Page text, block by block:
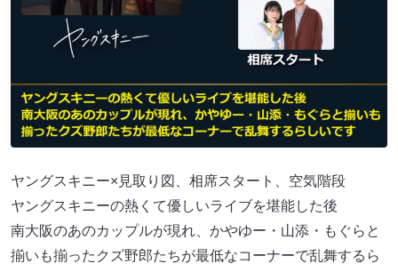
ヤングスキニー×見取り図、相席スタート、空気階段
ヤングスキニーの熱くて優しいライブを堪能した後
南大阪のあのカップルが現れ、かやゆー・山添・もぐらと
揃いも揃ったクズ野郎たちが最低なコーナーで乱舞するら